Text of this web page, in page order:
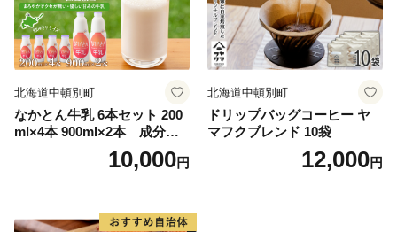
北海道中頓別町
なかとん牛乳 6本セット 200
ml×4本 900ml×2本 成分無
10,000円
北海道中頓別町
ドリップバッグコーヒー ヤ
マフクブレンド 10袋
12,000円